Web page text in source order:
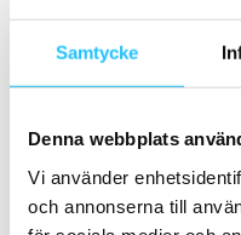
Samtycke
Denna webbplats
Vi använder
och annonserna till
träning med svänghjul